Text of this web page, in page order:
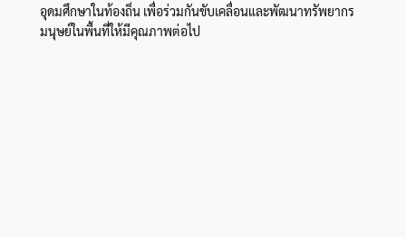
อุดมศึกษาในท้องถิ่น เพื่อร่วมกันขับเคลื่อนและพัฒนาทรัพยากร
มนุษย์ในพื้นที่ให้มีคุณภาพต่อไป